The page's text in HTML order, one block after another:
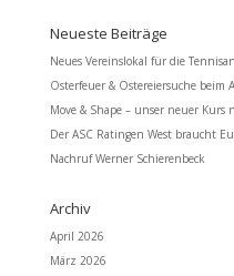
Neueste Beiträge
Neues Vereinslokal für die
Osterfeuer & Ostereiersuche beim
Move & Shape – unser neuer Kurs
Der ASC Ratingen West braucht
Nachruf Werner Schierenbeck
Archiv
April 2026
März 2026